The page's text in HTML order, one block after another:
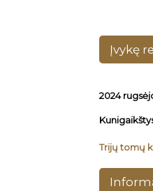
Įvykę
2024
Trijų tomų